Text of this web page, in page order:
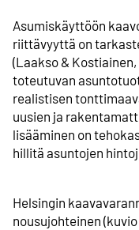
Asumiskäyttöön
riittävyyttä on
(Laakso &
toteutuvan
realistisen
uusien ja
lisääminen on
hillitä asuntojen
Helsingin
nousujohteinen